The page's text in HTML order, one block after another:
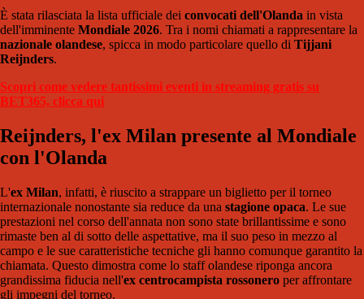
È stata rilasciata la lista ufficiale dei convocati dell'Olanda in vista
dell'imminente Mondiale 2026. Tra i nomi chiamati a rappresentare la
nazionale olandese, spicca in modo particolare quello di Tijjani
Reijnders.
Scopri come vedere tantissimi eventi in streaming gratis su
BET365, clicca qui
Reijnders, l'ex Milan presente al Mondiale
con l'Olanda
L'ex Milan, infatti, è riuscito a strappare un biglietto per il torneo
internazionale nonostante sia reduce da una stagione opaca. Le sue
prestazioni nel corso dell'annata non sono state brillantissime e sono
rimaste ben al di sotto delle aspettative, ma il suo peso in mezzo al
campo e le sue caratteristiche tecniche gli hanno comunque garantito la
chiamata. Questo dimostra come lo staff olandese riponga ancora
grandissima fiducia nell'ex centrocampista rossonero per affrontare
gli impegni del torneo.